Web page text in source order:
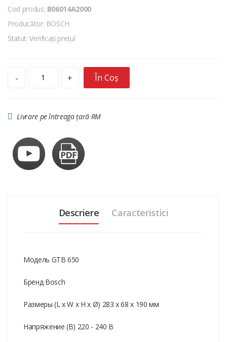
Cod produs: B06014A2000
Producător: BOSCH
Statut: Verificați prețul
- + În Coș
Livrare pe întreaga țară RM
Descriere Caracteristici
Модель GTB 650
Бренд Bosch
Размеры (L x W x H x Ø) 283 x 68 x 190 мм
Напряжение (В) 220 - 240 В